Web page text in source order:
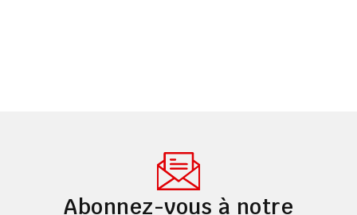
Abonnez-vous à notre